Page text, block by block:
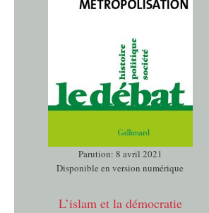
Parution: 8 avril 2021
Disponible en version numérique
L’islam et la démocratie